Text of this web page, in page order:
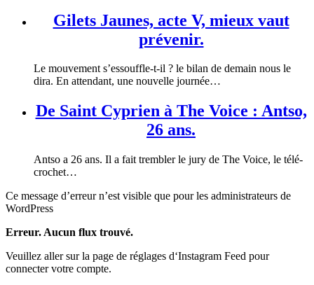
Gilets Jaunes, acte V, mieux vaut
prévenir.
Le mouvement s’essouffle-t-il ? le bilan de demain nous le
dira. En attendant, une nouvelle journée…
De Saint Cyprien à The Voice : Antso,
26 ans.
Antso a 26 ans. Il a fait trembler le jury de The Voice, le télé-
crochet…
Ce message d’erreur n’est visible que pour les administrateurs de
WordPress
Erreur. Aucun flux trouvé.
Veuillez aller sur la page de réglages d‘Instagram Feed pour
connecter votre compte.